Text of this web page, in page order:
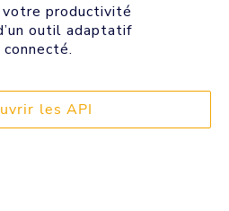
productivité
outil adaptatif
les API